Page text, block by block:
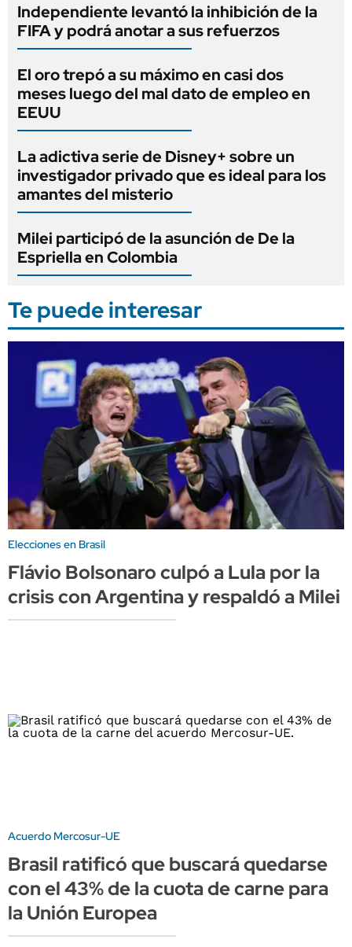
Independiente levantó la inhibición de la
FIFA y podrá anotar a sus refuerzos
El oro trepó a su máximo en casi dos
meses luego del mal dato de empleo en
EEUU
La adictiva serie de Disney+ sobre un
investigador privado que es ideal para los
amantes del misterio
Milei participó de la asunción de De la
Espriella en Colombia
Te puede interesar
Elecciones en Brasil
Flávio Bolsonaro culpó a Lula por la
crisis con Argentina y respaldó a Milei
Acuerdo Mercosur-UE
Brasil ratificó que buscará quedarse
con el 43% de la cuota de carne para
la Unión Europea